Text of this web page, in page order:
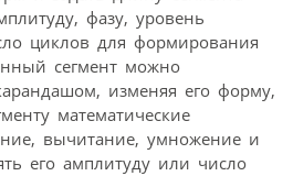
фазу, уровень
циклов для формирования
сегмент можно
изменяя его форму,
математические
вычитание, умножение и
его амплитуду или число